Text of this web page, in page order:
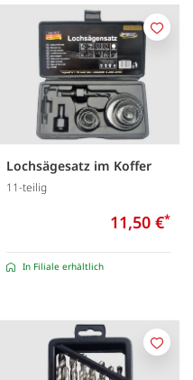
Lochsägesatz im Koffer
11-teilig
11,50 €*
In Filiale erhältlich